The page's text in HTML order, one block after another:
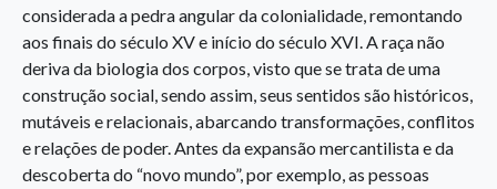
considerada a pedra angular da colonialidade, remontando
aos finais do século XV e início do século XVI. A raça não
deriva da biologia dos corpos, visto que se trata de uma
construção social, sendo assim, seus sentidos são históricos,
mutáveis e relacionais, abarcando transformações, conflitos
e relações de poder. Antes da expansão mercantilista e da
descoberta do “novo mundo”, por exemplo, as pessoas